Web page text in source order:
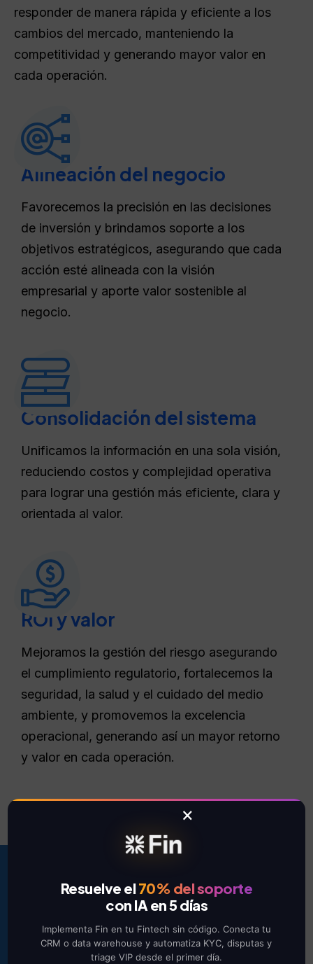
responder de manera rápida y eficiente a los
cambios del mercado, manteniendo la
competitividad y generando mayor valor en
cada operación.
Alineación del negocio
Favorecemos la precisión en las decisiones
de inversión y brindamos soporte a los
objetivos estratégicos, asegurando que cada
acción esté alineada con la visión
empresarial y aporte valor sostenible al
negocio.
Consolidación del sistema
Unificamos la información en una sola visión,
reduciendo costos y complejidad operativa
para lograr una gestión más eficiente, clara y
orientada al valor.
ROI y valor
Mejoramos la gestión del riesgo asegurando
el cumplimiento regulatorio, fortalecemos la
seguridad, la salud y el cuidado del medio
ambiente, y promovemos la excelencia
operacional, generando así un mayor retorno
y valor en cada operación.
Detecte fallas antes
62%
Resuelve el 70% del soporte
con IA en 5 días
Implementa Fin en tu Fintech sin código. Conecta tu
CRM o data warehouse y automatiza KYC, disputas y
triage VIP desde el primer día.
×